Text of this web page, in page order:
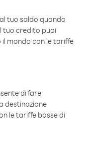
tuo saldo quando
tuo credito puoi
mondo con le tariffe
di fare
destinazione
le tariffe basse di